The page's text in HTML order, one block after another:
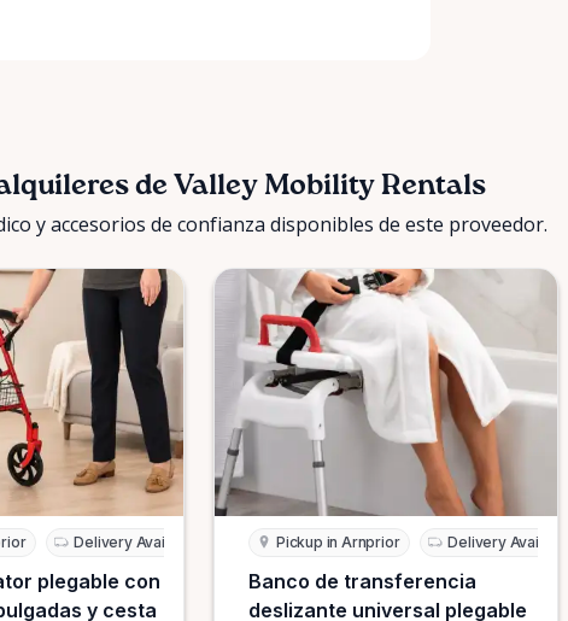
de Valley Mobility Rentals
y accesorios de confianza disponibles de este proveedor.
plegable con
y cesta
Delivery Available
Banco de transferencia
deslizante universal plegable
Pickup in Arnprior Delivery Available